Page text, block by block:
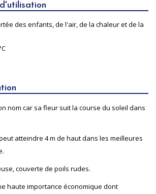
des enfants, de l'air, de la chaleur et de la
nom car sa fleur suit la course du soleil dans
atteindre 4 m de haut dans les meilleures
couverte de poils rudes.
haute importance économique dont